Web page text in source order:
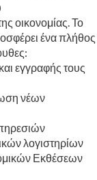
οικονομίας. Το
ένα πλήθος
εγγραφής τους
νέων
λογιστηρίων
Εκθέσεων